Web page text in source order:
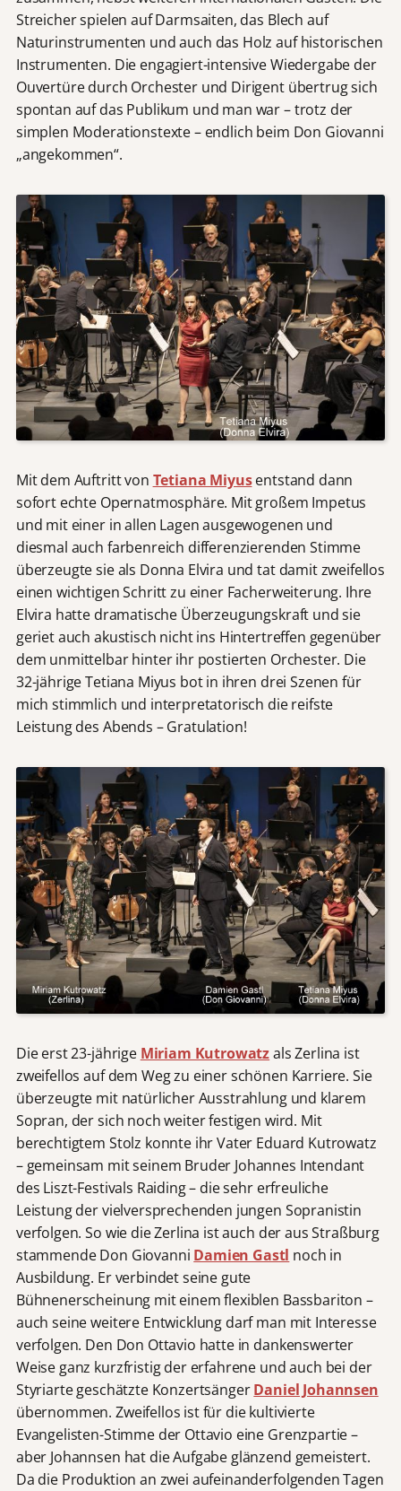
Streicher spielen auf Darmsaiten, das Blech auf
Naturinstrumenten und auch das Holz auf historischen
Instrumenten. Die engagiert-intensive Wiedergabe der
Ouvertüre durch Orchester und Dirigent übertrug sich
spontan auf das Publikum und man war – trotz der
simplen Moderationstexte – endlich beim Don Giovanni
„angekommen“.
Mit dem Auftritt von Tetiana Miyus entstand dann
sofort echte Opernatmosphäre. Mit großem Impetus
und mit einer in allen Lagen ausgewogenen und
diesmal auch farbenreich differenzierenden Stimme
überzeugte sie als Donna Elvira und tat damit zweifellos
einen wichtigen Schritt zu einer Facherweiterung. Ihre
Elvira hatte dramatische Überzeugungskraft und sie
geriet auch akustisch nicht ins Hintertreffen gegenüber
dem unmittelbar hinter ihr postierten Orchester. Die
32-jährige Tetiana Miyus bot in ihren drei Szenen für
mich stimmlich und interpretatorisch die reifste
Leistung des Abends – Gratulation!
Die erst 23-jährige Miriam Kutrowatzals Zerlina ist
zweifellos auf dem Weg zu einer schönen Karriere. Sie
überzeugte mit natürlicher Ausstrahlung und klarem
Sopran, der sich noch weiter festigen wird. Mit
berechtigtem Stolz konnte ihr Vater Eduard Kutrowatz
– gemeinsam mit seinem Bruder Johannes Intendant
des Liszt-Festivals Raiding – die sehr erfreuliche
Leistung der vielversprechenden jungen Sopranistin
verfolgen. So wie die Zerlina ist auch der aus Straßburg
stammende Don Giovanni Damien Gastl noch in
Ausbildung. Er verbindet seine gute
Bühnenerscheinung mit einem flexiblen Bassbariton –
auch seine weitere Entwicklung darf man mit Interesse
verfolgen. Den Don Ottavio hatte in dankenswerter
Weise ganz kurzfristig der erfahrene und auch bei der
Styriarte geschätzte KonzertsängerDaniel Johannsen
übernommen. Zweifellos ist für die kultivierte
Evangelisten-Stimme der Ottavio eine Grenzpartie –
aber Johannsen hat die Aufgabe glänzend gemeistert.
Da die Produktion an zwei aufeinanderfolgenden Tagen